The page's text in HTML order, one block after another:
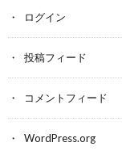
ログイン
投稿フィード
コメントフィード
WordPress.org